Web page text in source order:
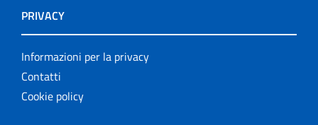
PRIVACY
Informazioni per la privacy
Contatti
Cookie policy